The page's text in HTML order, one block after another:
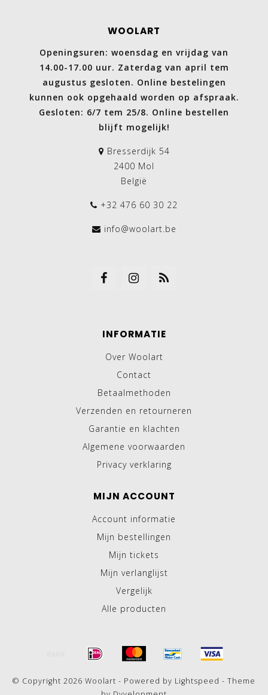
WOOLART
Openingsuren: woensdag en vrijdag van
14.00-17.00 uur. Zaterdag van april tem
augustus gesloten. Online bestelingen
kunnen ook opgehaald worden op afspraak.
Gesloten: 6/7 tem 25/8. Online bestellen
blijft mogelijk!
Bresserdijk 54
2400 Mol
België
+32 476 60 30 22
info@woolart.be
INFORMATIE
Over Woolart
Contact
Betaalmethoden
Verzenden en retourneren
Garantie en klachten
Algemene voorwaarden
Privacy verklaring
MIJN ACCOUNT
Account informatie
Mijn bestellingen
Mijn tickets
Mijn verlanglijst
Vergelijk
Alle producten
© Copyright 2026 Woolart - Powered by Lightspeed - Theme